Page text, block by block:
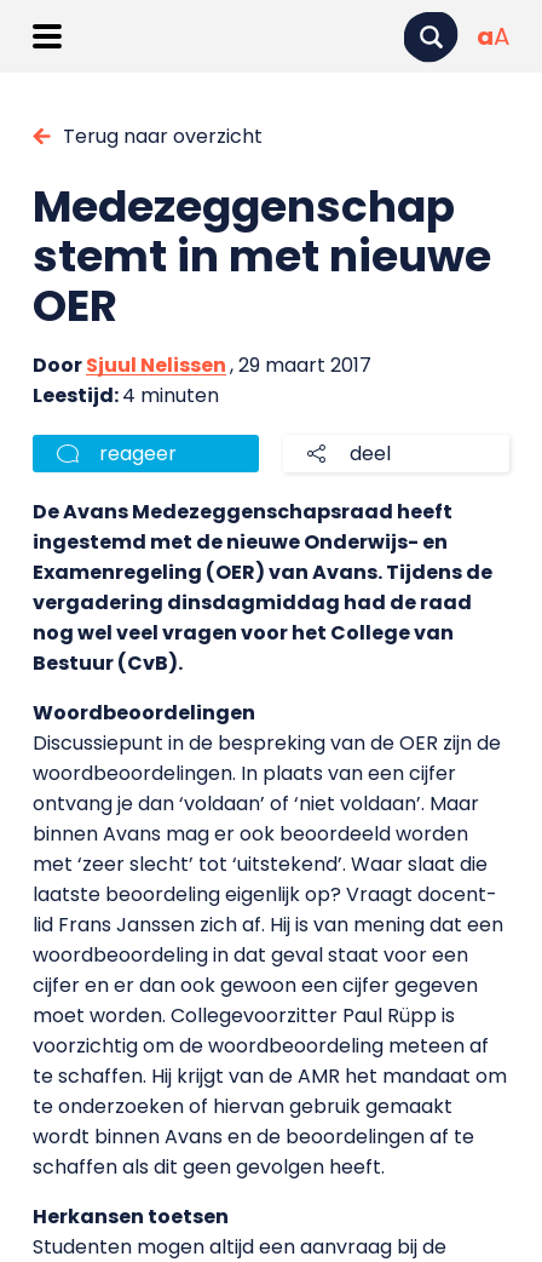
aA
Terug naar overzicht
Medezeggenschap
stemt in met nieuwe
OER
DoorSjuul Nelissen, 29 maart 2017
Leestijd:4 minuten
reageer deel
De Avans Medezeggenschapsraad heeft
ingestemd met de nieuwe Onderwijs- en
Examenregeling (OER) van Avans. Tijdens de
vergadering dinsdagmiddag had de raad
nog wel veel vragen voor het College van
Bestuur (CvB).
Woordbeoordelingen
Discussiepunt in de bespreking van de OER zijn de
woordbeoordelingen. In plaats van een cijfer
ontvang je dan ‘voldaan’ of ‘niet voldaan’. Maar
binnen Avans mag er ook beoordeeld worden
met ‘zeer slecht’ tot ‘uitstekend’. Waar slaat die
laatste beoordeling eigenlijk op? Vraagt docent-
lid Frans Janssen zich af. Hij is van mening dat een
woordbeoordeling in dat geval staat voor een
cijfer en er dan ook gewoon een cijfer gegeven
moet worden. Collegevoorzitter Paul Rüpp is
voorzichtig om de woordbeoordeling meteen af
te schaffen. Hij krijgt van de AMR het mandaat om
te onderzoeken of hiervan gebruik gemaakt
wordt binnen Avans en de beoordelingen af te
schaffen als dit geen gevolgen heeft.
Herkansen toetsen
Studenten mogen altijd een aanvraag bij de